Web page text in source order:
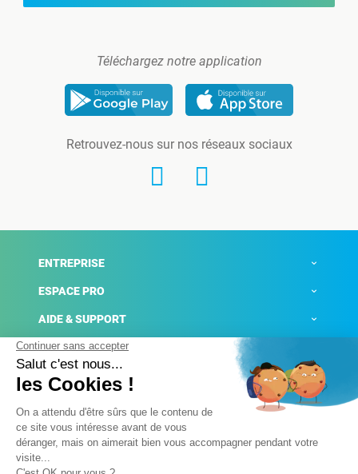
Téléchargez notre application
Retrouvez-nous sur nos réseaux sociaux
ENTREPRISE
ESPACE PRO
AIDE & SUPPORT
ACTUALITÉS
Mentions légales